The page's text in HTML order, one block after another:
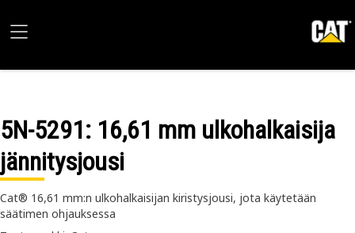
5N-5291: 16,61 mm ulkohalkaisija
jännitysjousi
Cat® 16,61 mm:n ulkohalkaisijan kiristysjousi, jota käytetään
säätimen ohjauksessa